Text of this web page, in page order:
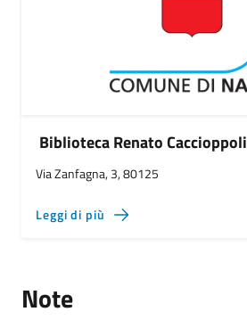
Biblioteca Renato Caccioppoli
Via Zanfagna, 3, 80125
Leggi di più
Note